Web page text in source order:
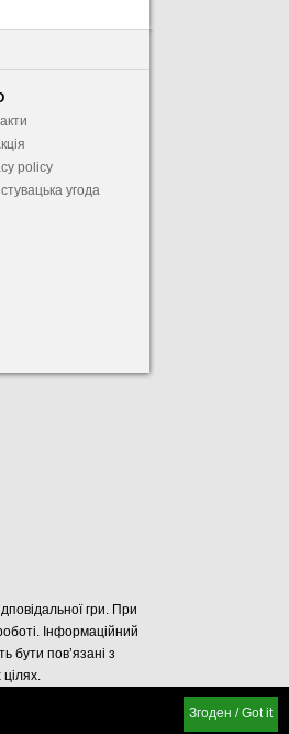
policy
угода
гри. При
Інформаційний
бути пов’язані з
Згоден / Got it